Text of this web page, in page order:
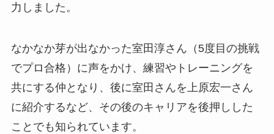
力しました。
なかなか芽が出なかった室田淳さん（5度目の挑戦
でプロ合格）に声をかけ、練習やトレーニングを
共にする仲となり、後に室田さんを上原宏一さん
に紹介するなど、その後のキャリアを後押しした
ことでも知られています。